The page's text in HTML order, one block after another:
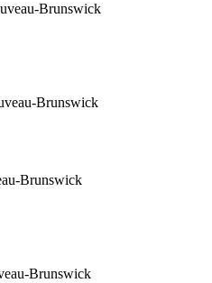
Brunswick
Brunswick
Brunswick
Brunswick